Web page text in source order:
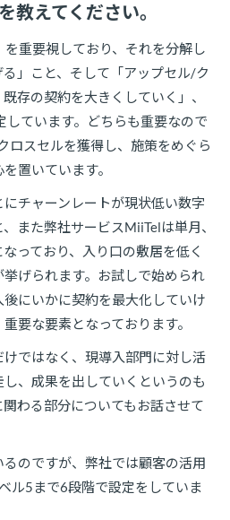
教えてください。
重要視しており、それを分解し
」こと、そして「アップセル/ク
存の契約を大きくしていく」、
しています。どちらも重要なので
ロスセルを獲得し、施策をめぐら
置いています。
チャーンレートが現状低い数字
また弊社サービスMiiTelは単月、
っており、入り口の敷居を低く
げられます。お試しで始められ
にいかに契約を最大化していけ
要な要素となっております。
ではなく、現導入部門に対し活
、成果を出していくというのも
わる部分についてもお話させて
のですが、弊社では顧客の活用
ル5まで6段階で設定をしていま